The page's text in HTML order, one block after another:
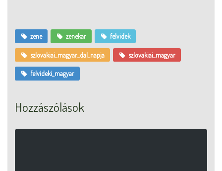
zene zenekar felvidek
szlovakiai_magyar_dal_napja szlovakiai_magyar
felvideki_magyar
Hozzászólások